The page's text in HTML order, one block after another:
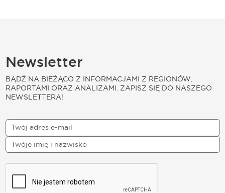
Newsletter
BĄDŹ NA BIEŻĄCO Z INFORMACJAMI Z REGIONÓW,
RAPORTAMI ORAZ ANALIZAMI. ZAPISZ SIĘ DO NASZEGO
NEWSLETTERA!